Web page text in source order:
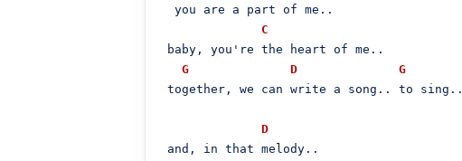
  you are a part of me..
C
baby, you're the heart of me..
G
D
G
together, we can write a song.. to sing..
D
and, in that melody..